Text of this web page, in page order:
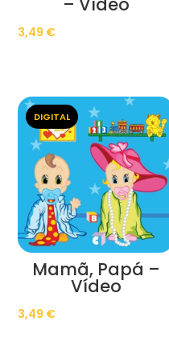
3,49 €
DIGITAL
Mamã, Papá –
Vídeo
3,49 €